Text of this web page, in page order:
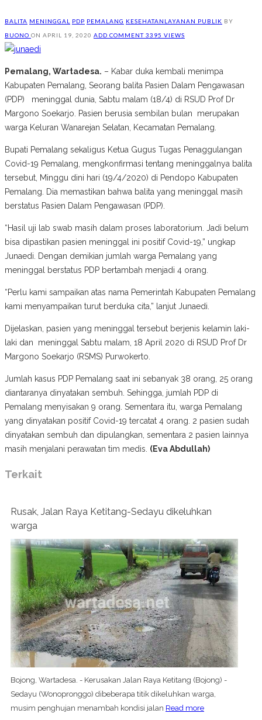
BALITA MENINGGAL PDP PEMALANG KESEHATAN LAYANAN PUBLIK BY
BUONO ON APRIL 19, 2020 ADD COMMENT 3395 VIEWS
Pemalang, Wartadesa. – Kabar duka kembali menimpa
Kabupaten Pemalang, Seorang balita Pasien Dalam Pengawasan
(PDP) meninggal dunia, Sabtu malam (18/4) di RSUD Prof Dr
Margono Soekarjo. Pasien berusia sembilan bulan merupakan
warga Keluran Wanarejan Selatan, Kecamatan Pemalang.
Bupati Pemalang sekaligus Ketua Gugus Tugas Penaggulangan
Covid-19 Pemalang, mengkonfirmasi tentang meninggalnya balita
tersebut, Minggu dini hari (19/4/2020) di Pendopo Kabupaten
Pemalang. Dia memastikan bahwa balita yang meninggal masih
berstatus Pasien Dalam Pengawasan (PDP).
“Hasil uji lab swab masih dalam proses laboratorium. Jadi belum
bisa dipastikan pasien meninggal ini positif Covid-19,” ungkap
Junaedi. Dengan demikian jumlah warga Pemalang yang
meninggal berstatus PDP bertambah menjadi 4 orang.
“Perlu kami sampaikan atas nama Pemerintah Kabupaten Pemalang
kami menyampaikan turut berduka cita,” lanjut Junaedi.
Dijelaskan, pasien yang meninggal tersebut berjenis kelamin laki-
laki dan meninggal Sabtu malam, 18 April 2020 di RSUD Prof Dr
Margono Soekarjo (RSMS) Purwokerto.
Jumlah kasus PDP Pemalang saat ini sebanyak 38 orang, 25 orang
diantaranya dinyatakan sembuh. Sehingga, jumlah PDP di
Pemalang menyisakan 9 orang. Sementara itu, warga Pemalang
yang dinyatakan positif Covid-19 tercatat 4 orang. 2 pasien sudah
dinyatakan sembuh dan dipulangkan, sementara 2 pasien lainnya
masih menjalani perawatan tim medis. (Eva Abdullah)
Terkait
Rusak, Jalan Raya Ketitang-Sedayu dikeluhkan
warga
Bojong, Wartadesa. - Kerusakan Jalan Raya Ketitang (Bojong) -
Sedayu (Wonopronggo) dibeberapa titik dikeluhkan warga,
musim penghujan menambah kondisi jalan Read more